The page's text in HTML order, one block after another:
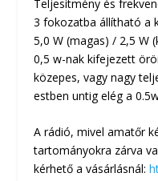
Teljesítmény és
3 fokozatba állítható a
5,0 W (magas) / 2,5 W
0,5 w-nak kifejezett
közepes, vagy nagy
estben untig elég a
A rádió, mivel amatőr
tartományokra zárva
kérhető a vásárlásnál: